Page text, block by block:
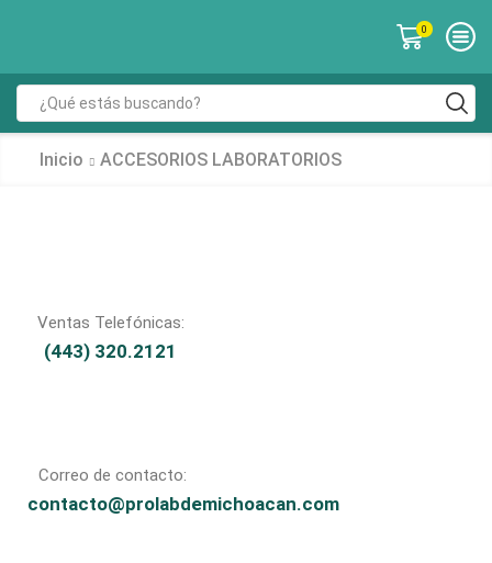
0
Inicio ACCESORIOS LABORATORIOS
Ventas Telefónicas:
(443) 320.2121
Correo de contacto:
contacto@prolabdemichoacan.com